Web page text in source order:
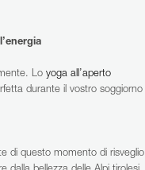
Lo yoga all’aperto
durante il vostro soggiorno
di questo momento di risveglio